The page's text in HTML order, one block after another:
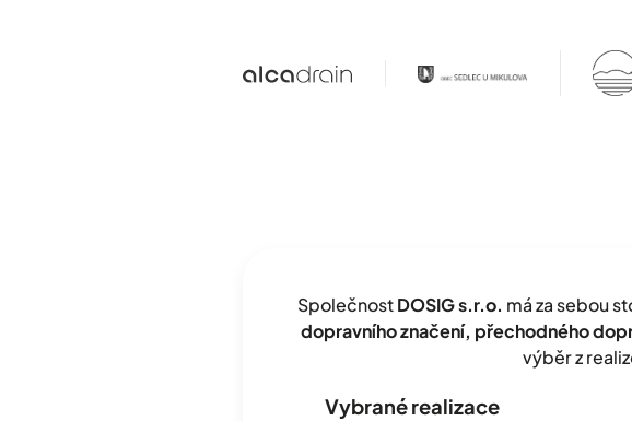
SpolečnostDOSIG s.r.o. má za sebou
dopravního značení, přechodného
výběr z
Vybrané realizace